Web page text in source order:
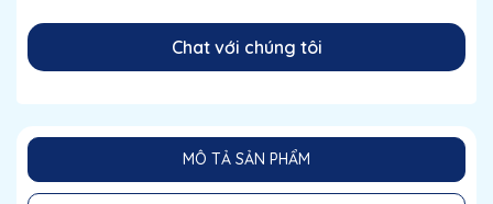
Chat với chúng tôi
MÔ TẢ SẢN PHẨM